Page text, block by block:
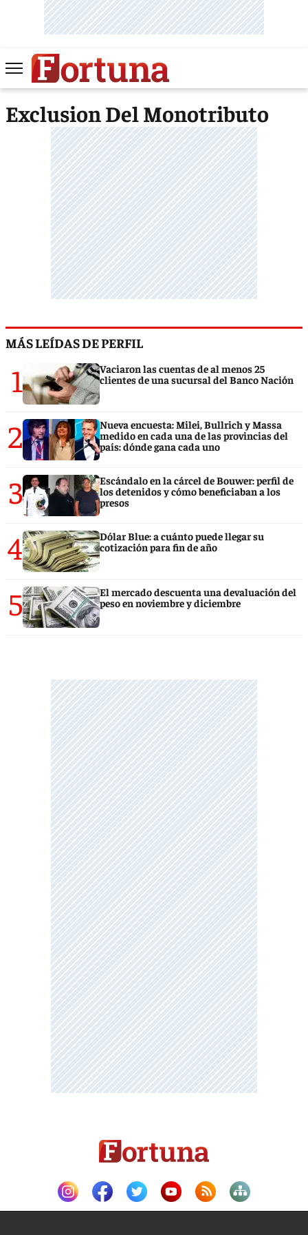
Exclusion Del Monotributo
MÁS LEÍDAS DE PERFIL
1
Vaciaron las cuentas de al menos 25
clientes de una sucursal del Banco Nación
2
Nueva encuesta: Milei, Bullrich y Massa
medido en cada una de las provincias del
país: dónde gana cada uno
3
Escándalo en la cárcel de Bouwer: perfil de
los detenidos y cómo beneficiaban a los
presos
4
Dólar Blue: a cuánto puede llegar su
cotización para fin de año
5
El mercado descuenta una devaluación del
peso en noviembre y diciembre